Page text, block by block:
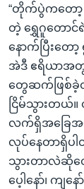
“တိုက်ပွဲကတော့
တဲ့ ရွှေဂူတောင်
နောက်ပြီးတော့
အဲဒီ ဧရိယာအတွ
တွေဆက်ဖြစ်ခဲ့
ငြိမ်သွားတယ်
လက်ရှိအခြေအ
လုပ်နေတာရှိပ
သွားတာလဲဆိုတ
ပေ့ါနော်၊ က